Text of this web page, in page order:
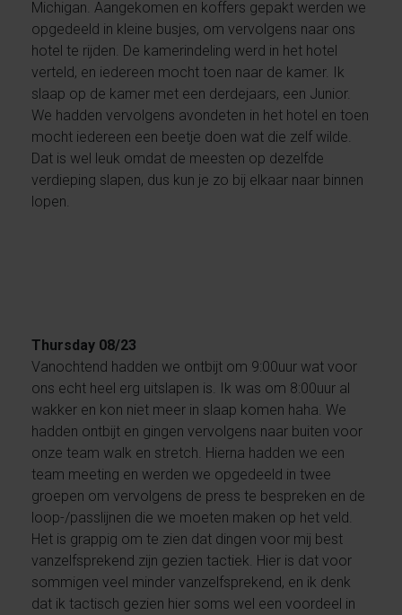
Michigan. Aangekomen en koffers gepakt werden we
opgedeeld in kleine busjes, om vervolgens naar ons
hotel te rijden. De kamerindeling werd in het hotel
verteld, en iedereen mocht toen naar de kamer. Ik
slaap op de kamer met een derdejaars, een Junior.
We hadden vervolgens avondeten in het hotel en toen
mocht iedereen een beetje doen wat die zelf wilde.
Dat is wel leuk omdat de meesten op dezelfde
verdieping slapen, dus kun je zo bij elkaar naar binnen
lopen.
Thursday 08/23
Vanochtend hadden we ontbijt om 9:00uur wat voor
ons echt heel erg uitslapen is. Ik was om 8:00uur al
wakker en kon niet meer in slaap komen haha. We
hadden ontbijt en gingen vervolgens naar buiten voor
onze team walk en stretch. Hierna hadden we een
team meeting en werden we opgedeeld in twee
groepen om vervolgens de press te bespreken en de
loop-/passlijnen die we moeten maken op het veld.
Het is grappig om te zien dat dingen voor mij best
vanzelfsprekend zijn gezien tactiek. Hier is dat voor
sommigen veel minder vanzelfsprekend, en ik denk
dat ik tactisch gezien hier soms wel een voordeel in